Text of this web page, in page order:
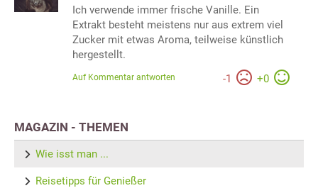
Ich verwende immer frische Vanille. Ein
Extrakt besteht meistens nur aus extrem viel
Zucker mit etwas Aroma, teilweise künstlich
hergestellt.
-1 +0
Auf Kommentar antworten
MAGAZIN - THEMEN
Wie isst man ...
Reisetipps für Genießer